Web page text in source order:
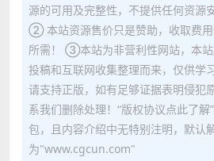
源的可用及完整性，不提供任何资源
② 本站资源售价只是赞助，收取费
所需！ ③本站为非营利性网站，本
投稿和互联网收集整理而来，仅供
请支持正版，如有足够证据表明侵犯
系我们删除处理！“版权协议点此了
包，且内容介绍中无特别注明，默认
为"www.cgcun.com"